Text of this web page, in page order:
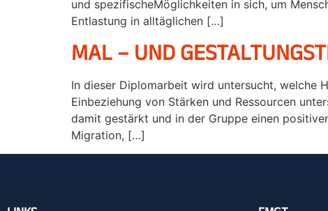
und spezifischeMöglichkeiten in sich, um
Entlastung in alltäglichen […]
MAL – UND
In dieser Diplomarbeit wird untersucht, welche
Einbeziehung von Stärken und Ressourcen
damit gestärkt und in der Gruppe einen
Migration, […]